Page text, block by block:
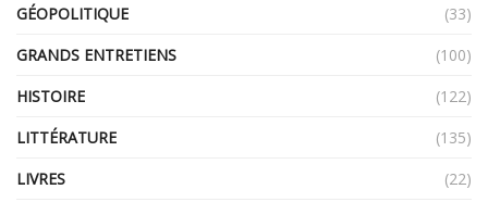
GÉOPOLITIQUE
(33)
GRANDS ENTRETIENS
(100)
HISTOIRE
(122)
LITTÉRATURE
(135)
LIVRES
(22)